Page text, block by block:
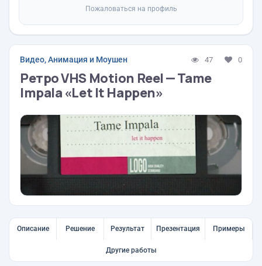
Пожаловаться на профиль
Видео, Анимация и Моушен 47 0
Ретро VHS Motion Reel — Tame
Impala «Let It Happen»
Описание Решение Результат Презентация Примеры
Другие работы